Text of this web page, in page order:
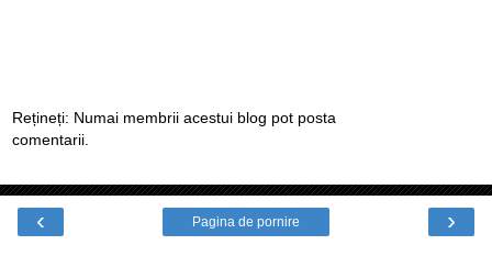
Rețineți: Numai membrii acestui blog pot posta
comentarii.
‹ ›
Pagina de pornire